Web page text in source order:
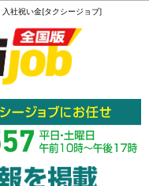
社祝い金[タクシージョブ]